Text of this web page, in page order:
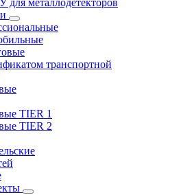
для металлодетекторов
транспортной
TIER 1
TIER 2